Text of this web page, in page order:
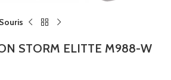
Souris
STORM ELITTE M988-W